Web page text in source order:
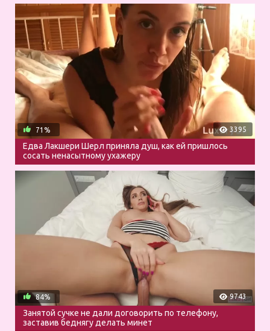
3395
71%
Едва Лакшери Шерл приняла душ, как ей пришлось
сосать ненасытному ухажеру
9743
84%
Занятой сучке не дали договорить по телефону,
заставив беднягу делать минет